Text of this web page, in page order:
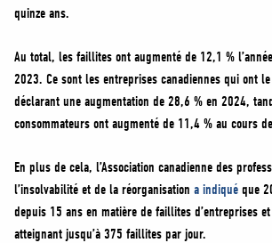
quinze ans.
Au total, les faillites ont augmenté de 12,1 %
2023. Ce sont les entreprises canadiennes qui ont
déclarant une augmentation de 28,6 % en 2024,
consommateurs ont augmenté de 11,4 % au cours
En plus de cela, l’Association canadienne des
l’insolvabilité et de la réorganisation a indiqué que
depuis 15 ans en matière de faillites d’entreprises
atteignant jusqu’à 375 faillites par jour.